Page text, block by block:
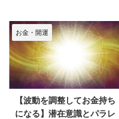
お金・開運
【波動を調整してお金持ち
になる】潜在意識とパラレ